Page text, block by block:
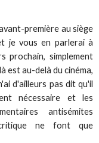
première au siège
je vous en parlerai à
prochain, simplement
est au-delà du cinéma,
d'ailleurs pas dit qu'il
nécessaire et les
antisémites
ne font que